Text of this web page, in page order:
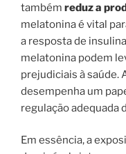
também reduz a
melatonina é vital
a resposta de
melatonina podem
prejudiciais à saúde.
desempenha um
regulação adequada
Em essência, a